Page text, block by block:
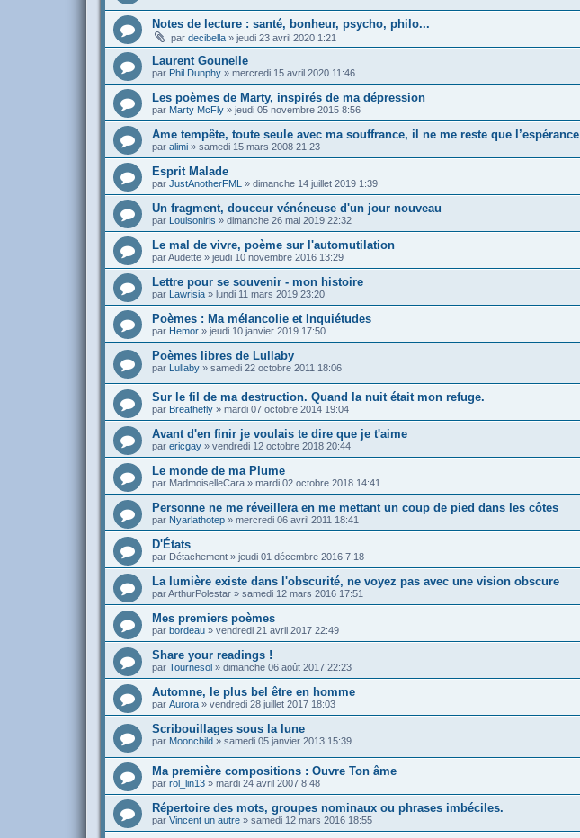
Notes de lecture : santé, bonheur, psycho, philo...
par decibella » jeudi 23 avril 2020 1:21
Laurent Gounelle
par Phil Dunphy » mercredi 15 avril 2020 11:46
Les poèmes de Marty, inspirés de ma dépression
par Marty McFly » jeudi 05 novembre 2015 8:56
Ame tempête, toute seule avec ma souffrance, il ne me reste que l’espérance
par alimi » samedi 15 mars 2008 21:23
Esprit Malade
par JustAnotherFML » dimanche 14 juillet 2019 1:39
Un fragment, douceur vénéneuse d'un jour nouveau
par Louisoniris » dimanche 26 mai 2019 22:32
Le mal de vivre, poème sur l'automutilation
parAudette » jeudi 10 novembre 2016 13:29
Lettre pour se souvenir - mon histoire
par Lawrisia » lundi 11 mars 2019 23:20
Poèmes : Ma mélancolie et Inquiétudes
par Hemor » jeudi 10 janvier 2019 17:50
Poèmes libres de Lullaby
par Lullaby » samedi 22 octobre 2011 18:06
Sur le fil de ma destruction. Quand la nuit était mon refuge.
par Breathefly » mardi 07 octobre 2014 19:04
Avant d'en finir je voulais te dire que je t'aime
par ericgay » vendredi 12 octobre 2018 20:44
Le monde de ma Plume
par MadmoiselleCara » mardi 02 octobre 2018 14:41
Personne ne me réveillera en me mettant un coup de pied dans les côtes
par Nyarlathotep » mercredi 06 avril 2011 18:41
D'États
par Détachement » jeudi 01 décembre 2016 7:18
La lumière existe dans l'obscurité, ne voyez pas avec une vision obscure
parArthurPolestar » samedi 12 mars 2016 17:51
Mes premiers poèmes
par bordeau » vendredi 21 avril 2017 22:49
Share your readings !
par Tournesol » dimanche 06 août 2017 22:23
Automne, le plus bel être en homme
par Aurora » vendredi 28 juillet 2017 18:03
Scribouillages sous la lune
par Moonchild » samedi 05 janvier 2013 15:39
Ma première compositions : Ouvre Ton âme
par rol_lin13 » mardi 24 avril 2007 8:48
Répertoire des mots, groupes nominaux ou phrases imbéciles.
par Vincent un autre » samedi 12 mars 2016 18:55